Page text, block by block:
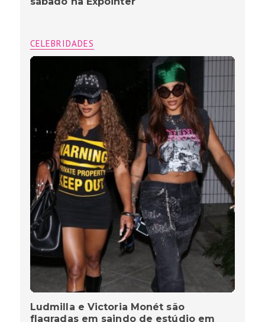
CELEBRIDADES
Ludmilla e Victoria Monét são
flagradas em saindo de estúdio em